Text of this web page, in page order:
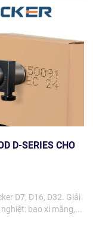
D-SERIES CHO
D7, D16, D32. Giải
bao xi măng,...